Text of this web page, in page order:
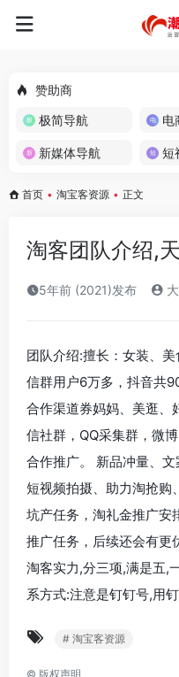
赞助商
极简导航
电
新媒体导航 短
首页 • 淘宝客资源 • 正文
淘客团队介绍,
5年前 (2021)发布
团队介绍:擅长：女装、
信群用户6万多，抖音共
合作渠道券妈妈、美逛、
信社群，QQ采集群，微
合作推广。 新品冲量、
短视频拍摄、助力淘抢购
坑产任务，淘礼金推广安
推广任务，后续还会有更
淘客实力,分三项,满是五,
系方式:注意是钉钉号,用
# 淘宝客资源
© 版权声明